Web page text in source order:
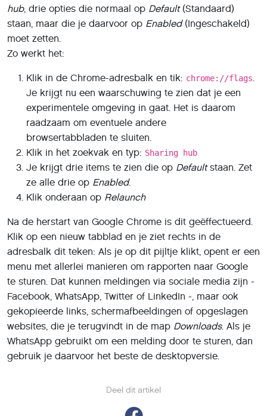
Deel dit artikel
hub, drie opties die normaal op Default(Standaard)
staan, maar die je daarvoor op Enabled(Ingeschakeld)
moet zetten.
Zo werkt het:
Klik in de Chrome-adresbalk en tik: chrome://flags.
Je krijgt nu een waarschuwing te zien dat je een
experimentele omgeving in gaat. Het is daarom
raadzaam om eventuele andere
browsertabbladen te sluiten.
Klik in het zoekvak en typ: Sharing hub
Je krijgt drie items te zien die op Defaultstaan. Zet
ze alle drie op Enabled.
Klik onderaan op Relaunch
Na de herstart van Google Chrome is dit geëffectueerd.
Klik op een nieuw tabblad en je ziet rechts in de
adresbalk dit teken: Als je op dit pijltje klikt, opent er een
menu met allerlei manieren om rapporten naar Google
te sturen. Dat kunnen meldingen via sociale media zijn -
Facebook, WhatsApp, Twitter of LinkedIn -, maar ook
gekopieerde links, schermafbeeldingen of opgeslagen
websites, die je terugvindt in de map Downloads. Als je
WhatsApp gebruikt om een melding door te sturen, dan
gebruik je daarvoor het beste de desktopversie.